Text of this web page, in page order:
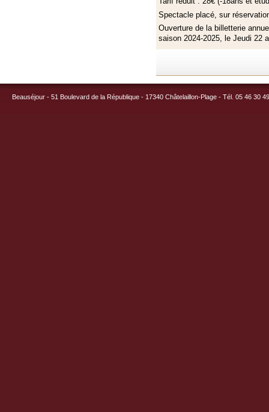
Spectacle placé, sur
Ouverture de la billetterie
saison 2024-2025, le Jeudi 22
Beauséjour - 51 Boulevard de la République - 17340 Châtelaillon-Plage - Tél. 05 46 30